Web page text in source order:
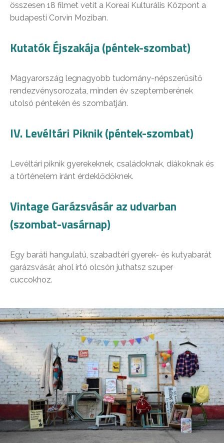
összesen 18 filmet vetít a Koreai Kulturális Központ a
budapesti Corvin Moziban.
Kutatók Éjszakája (péntek-szombat)
Magyarország legnagyobb tudomány-népszerűsítő
rendezvénysorozata, minden év szeptemberének
utolsó péntekén és szombatján.
IV. Levéltári Piknik (péntek-szombat)
Levéltári piknik gyerekeknek, családoknak, diákoknak és
a történelem iránt érdeklődőknek.
Vintage Garázsvásár az udvarban
(szombat-vasárnap)
Egy baráti hangulatú, szabadtéri gyerek- és kutyabarát
garázsvásár, ahol irtó olcsón juthatsz szuper
cuccokhoz.